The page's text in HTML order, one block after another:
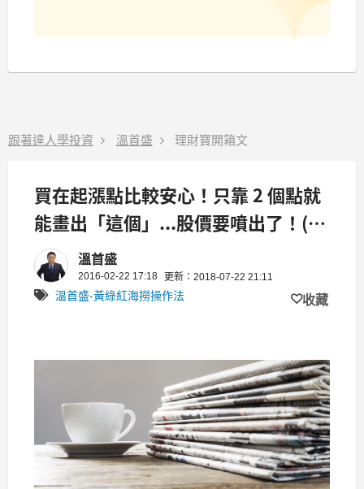
跟著達人學投資 溫首盛 理財寶開箱文
買在起漲點比較安心！只靠 2 個點就
能畫出「這個」...股價要噴出了！(附
5 檔多頭股)
溫首盛
2016-02-22 17:18 更新：2018-07-22 21:11
溫首盛-黃綠紅海撈操作法 收藏